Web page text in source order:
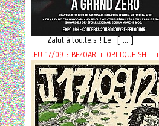
Zalut à tou.te.s ! Le [ ... ]
JEU 17/09 : BEZOAR + OBLIQUE SHIT